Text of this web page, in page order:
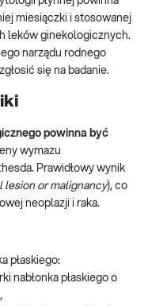
miesiączki i stosowanej
leków ginekologicznych.
narządu rodnego
się na badanie.
powinna być
wymazu
Prawidłowy wynik
lesion or malignancy), co
neoplazji i raka.
płaskiego:
nabłonka płaskiego o